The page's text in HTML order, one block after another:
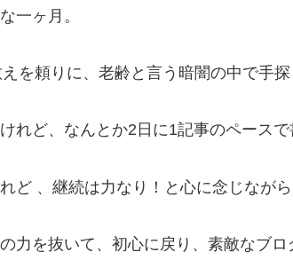
一ヶ月。
を頼りに、老齢と言う暗闇の中で手探
れど、なんとか2日に1記事のペースで
ど 、継続は力なり！と心に念じながら
力を抜いて、初心に戻り、素敵なブロ